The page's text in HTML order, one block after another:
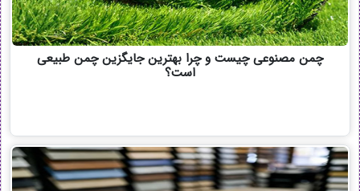
چمن مصنوعی چیست و چرا بهترین جایگزین چمن طبیعی
است؟